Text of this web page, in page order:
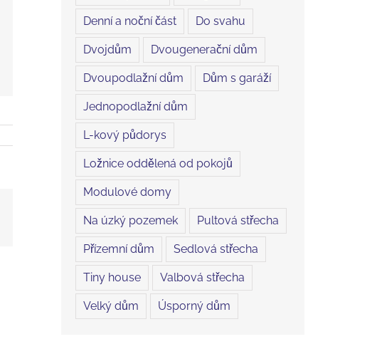
Denní a noční část Do svahu
Dvojdům Dvougenerační dům
Dvoupodlažní dům Dům s garáží
Jednopodlažní dům
L-kový půdorys
Ložnice oddělená od pokojů
Modulové domy
Na úzký pozemek Pultová střecha
Přízemní dům Sedlová střecha
Tiny house Valbová střecha
Velký dům Úsporný dům